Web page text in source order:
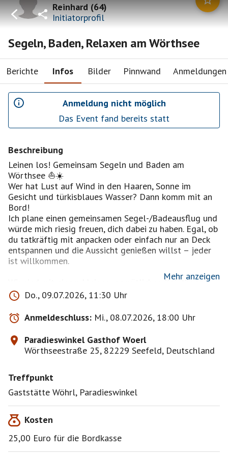
Reinhard(64)
Initiatorprofil
Segeln, Baden, Relaxen am Wörthsee
Berichte Infos Bilder Pinnwand Anmeldungen
Anmeldung nicht möglich
Das Event fand bereits statt
Beschreibung
Leinen los! Gemeinsam Segeln und Baden am
Wörthsee ⛵☀️
​Wer hat Lust auf Wind in den Haaren, Sonne im
Gesicht und türkisblaues Wasser? Dann komm mit an
Bord!
​Ich plane einen gemeinsamen Segel-/Badeausflug und
würde mich riesig freuen, dich dabei zu haben. Egal, ob
du tatkräftig mit anpacken oder einfach nur an Deck
entspannen und die Aussicht genießen willst – jeder
ist willkommen.
Wir sind mit einem kleinen, gemütlichen Kajütboot
unterwegs. Das Beste daran: Wir sind absolut flexibel!
Wenn der Wind passt, setzen wir die Segel. Sollte uns
der Wind mal nicht hold sein, schalten wir einfach den
Elektromotor ein und schippern tiefenentspannt über
den See. Für den extra Spaßfaktor haben wir
außerdem ein SUP an Bord.
Wörl/Paradieswinkel.
​Mitzubringen: Badesachen, Sonnenschutz, eine kleine
Brotzeit/Getränke und jede Menge gute Laune.
den Tag gemütlich bei einem Sundowner ausklingen zu
Eigenverantwortung & Haftung:
Mehr anzeigen
Do., 09.07.2026, 11:30 Uhr
Anmeldeschluss: Mi., 08.07.2026, 18:00 Uhr
Paradieswinkel Gasthof Woerl
Wörthseestraße 25, 82229 Seefeld, Deutschland
Treffpunkt
Gaststätte Wöhrl, Paradieswinkel
Kosten
25,00 Euro für die Bordkasse